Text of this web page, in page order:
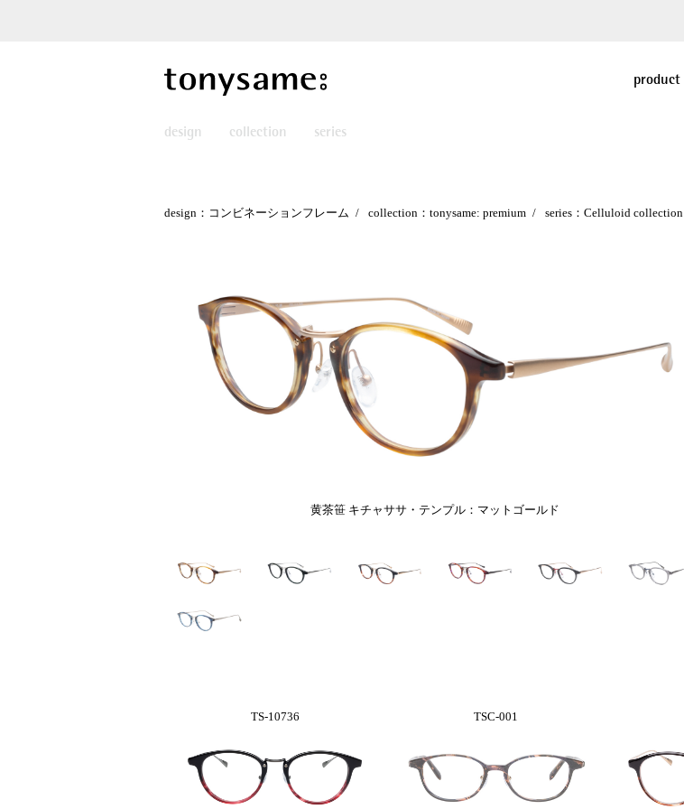
product
design collection series
design：コンビネーションフレーム collection：tonysame: premium series：Celluloid collection
黄茶笹 キチャササ・テンプル：マットゴールド
TS-10736 TSC-001